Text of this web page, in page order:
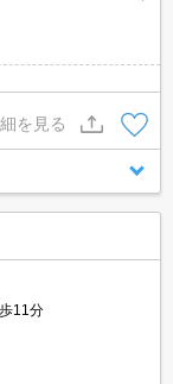
を見る
11分